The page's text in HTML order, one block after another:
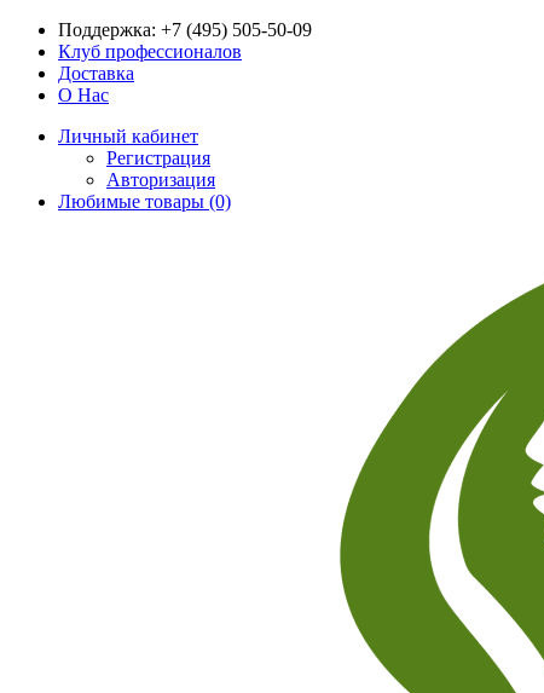
Поддержка: +7 (495) 505-50-09
Клуб профессионалов
Доставка
О Нас
Личный кабинет
Регистрация
Авторизация
Любимые товары (0)